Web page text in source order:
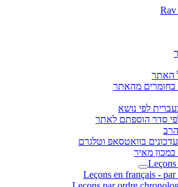
האתר
בחומרים מהאתר
לפי נושא
סדר הוספתם לאתר
בוואטסאפ וטלגרם
מאיר
Leçons
Leçons en français - par